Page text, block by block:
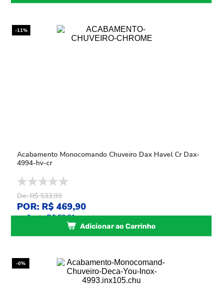
-11%
Acabamento Monocomando Chuveiro Dax Havel Cr Dax-
4994-hv-cr
De: R$ 533,93
POR: R$ 469,90
ou9xdeR$ 52,21sem juros
Adicionar ao Carrinho
-6%